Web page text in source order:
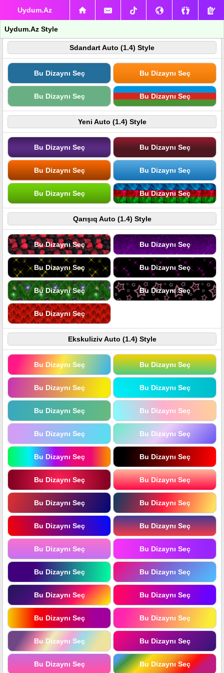
Uydum.Az
Uydum.Az Style
Sdandart Auto (1.4) Style
Bu Dizaynı Seç Bu Dizaynı Seç
Bu Dizaynı Seç Bu Dizaynı Seç
Yeni Auto (1.4) Style
Bu Dizaynı Seç Bu Dizaynı Seç
Bu Dizaynı Seç Bu Dizaynı Seç
Bu Dizaynı Seç Bu Dizaynı Seç
Qarışıq Auto (1.4) Style
Bu Dizaynı Seç Bu Dizaynı Seç
Bu Dizaynı Seç Bu Dizaynı Seç
Bu Dizaynı Seç Bu Dizaynı Seç
Bu Dizaynı Seç
Ekskuliziv Auto (1.4) Style
Bu Dizaynı Seç Bu Dizaynı Seç
Bu Dizaynı Seç Bu Dizaynı Seç
Bu Dizaynı Seç Bu Dizaynı Seç
Bu Dizaynı Seç Bu Dizaynı Seç
Bu Dizaynı Seç Bu Dizaynı Seç
Bu Dizaynı Seç Bu Dizaynı Seç
Bu Dizaynı Seç Bu Dizaynı Seç
Bu Dizaynı Seç Bu Dizaynı Seç
Bu Dizaynı Seç Bu Dizaynı Seç
Bu Dizaynı Seç Bu Dizaynı Seç
Bu Dizaynı Seç Bu Dizaynı Seç
Bu Dizaynı Seç Bu Dizaynı Seç
Bu Dizaynı Seç Bu Dizaynı Seç
Bu Dizaynı Seç Bu Dizaynı Seç